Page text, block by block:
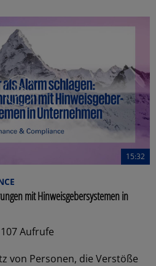
15:32
mit Hinweisgebersystemen in
Aufrufe
von Personen, die Verstöße